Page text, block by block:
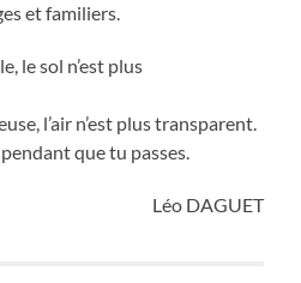
et familiers.
le sol n’est plus
l’air n’est plus transparent.
que tu passes.
Léo DAGUET